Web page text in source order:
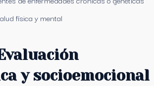
física y mental
y socioemocional